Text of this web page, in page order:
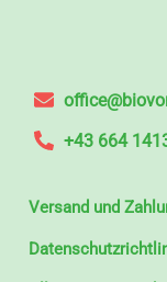
+43 664
Versand und